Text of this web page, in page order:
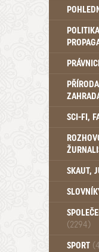
Pro
SCI-FI,
UFO
SKAUT,
(2294)
SPORT